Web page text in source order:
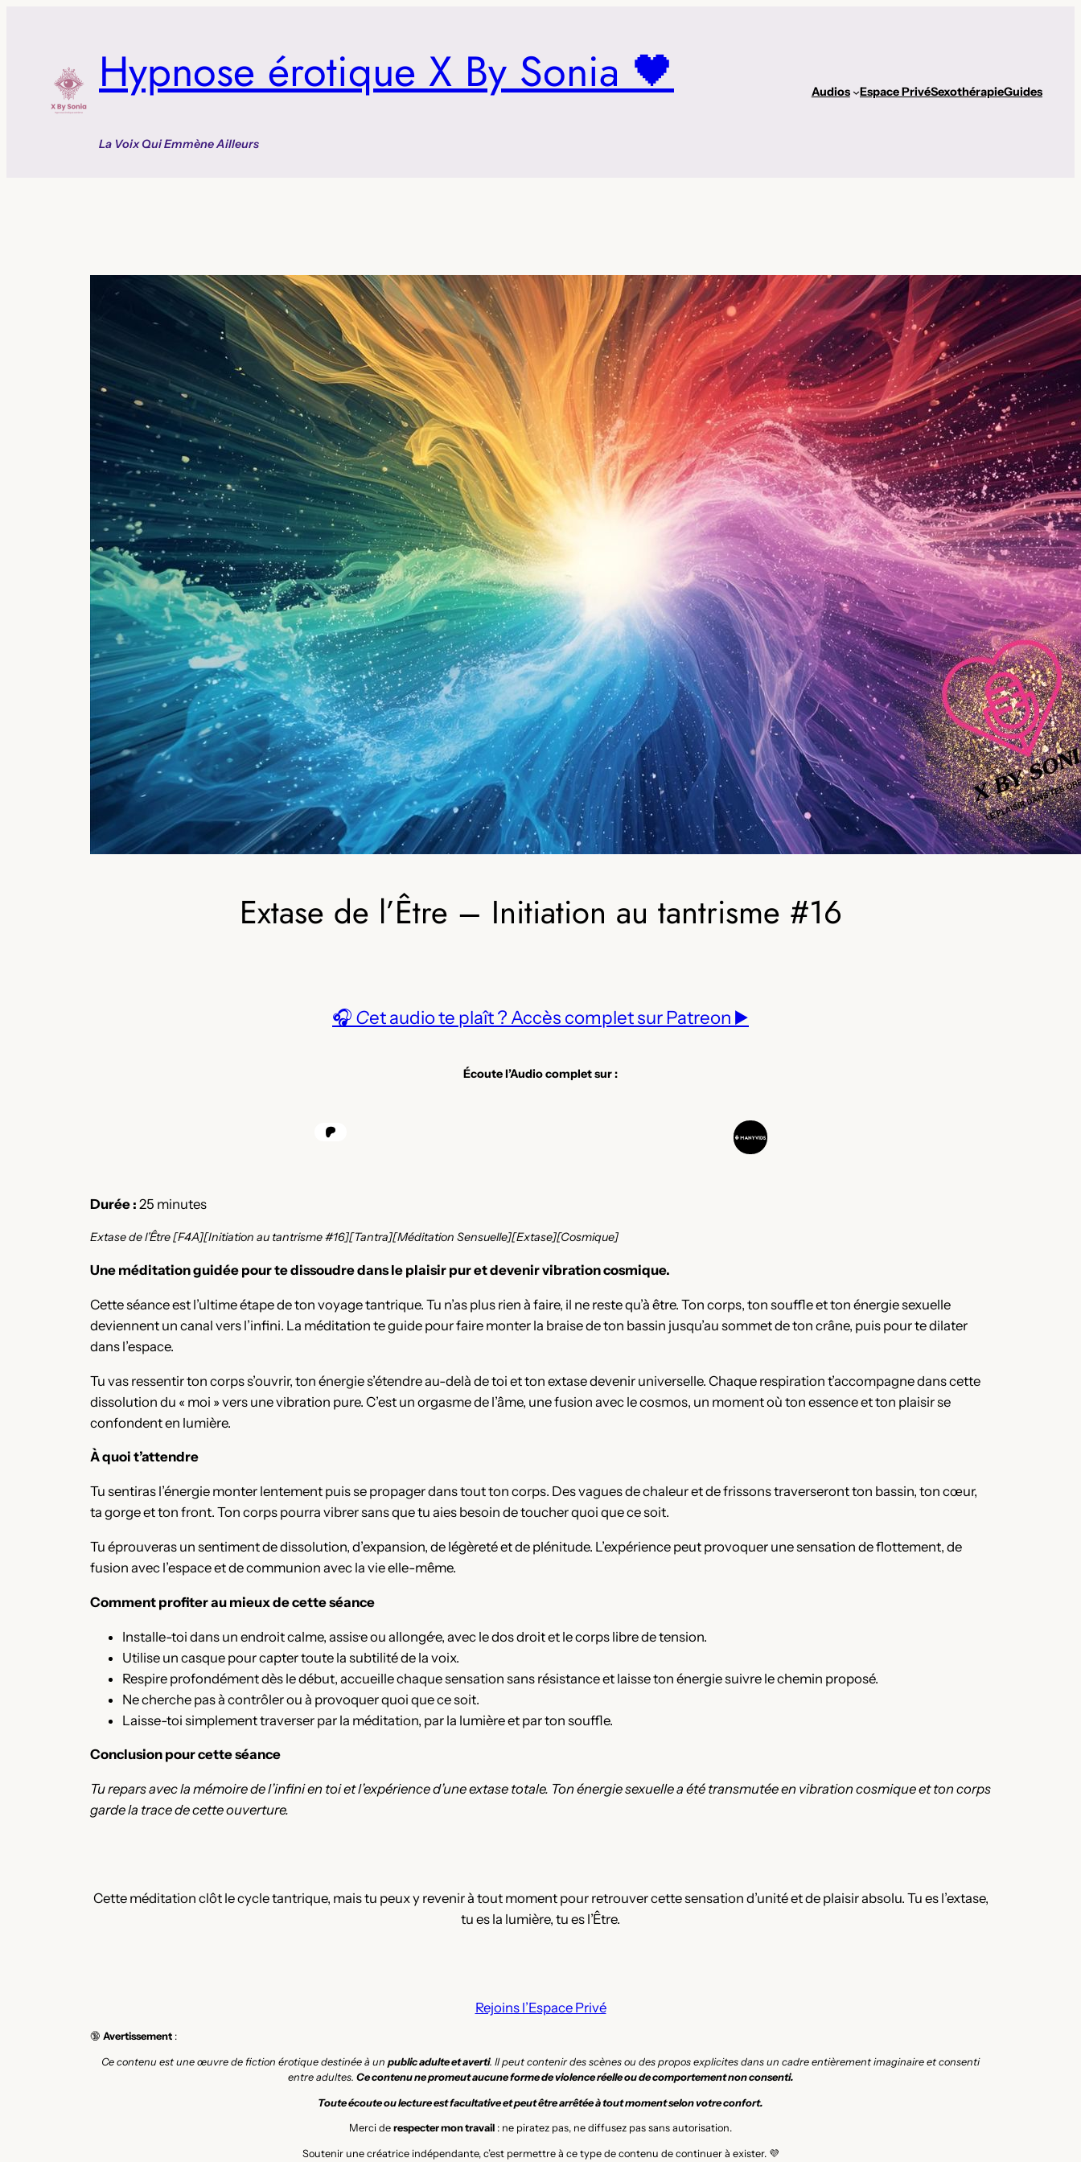
Hypnose érotique X By Sonia 🖤
La Voix Qui Emmène Ailleurs
Audios Espace PrivéSexothérapieGuides
Extase de l’Être – Initiation au tantrisme #16
🎧 Cet audio te plaît ? Accès complet sur Patreon ▶️
Écoute l’Audio complet sur :
Durée : 25 minutes
Extase de l’Être [F4A][Initiation au tantrisme #16][Tantra][Méditation Sensuelle][Extase][Cosmique]
Une méditation guidée pour te dissoudre dans le plaisir pur et devenir vibration cosmique.
Cette séance est l’ultime étape de ton voyage tantrique. Tu n’as plus rien à faire, il ne reste qu’à être. Ton corps, ton souffle et ton énergie sexuelle
deviennent un canal vers l’infini. La méditation te guide pour faire monter la braise de ton bassin jusqu’au sommet de ton crâne, puis pour te dilater
dans l’espace.
Tu vas ressentir ton corps s’ouvrir, ton énergie s’étendre au-delà de toi et ton extase devenir universelle. Chaque respiration t’accompagne dans cette
dissolution du « moi » vers une vibration pure. C’est un orgasme de l’âme, une fusion avec le cosmos, un moment où ton essence et ton plaisir se
confondent en lumière.
À quoi t’attendre
Tu sentiras l’énergie monter lentement puis se propager dans tout ton corps. Des vagues de chaleur et de frissons traverseront ton bassin, ton cœur,
ta gorge et ton front. Ton corps pourra vibrer sans que tu aies besoin de toucher quoi que ce soit.
Tu éprouveras un sentiment de dissolution, d’expansion, de légèreté et de plénitude. L’expérience peut provoquer une sensation de flottement, de
fusion avec l’espace et de communion avec la vie elle-même.
Comment profiter au mieux de cette séance
Installe-toi dans un endroit calme, assis·e ou allongé·e, avec le dos droit et le corps libre de tension.
Utilise un casque pour capter toute la subtilité de la voix.
Respire profondément dès le début, accueille chaque sensation sans résistance et laisse ton énergie suivre le chemin proposé.
Ne cherche pas à contrôler ou à provoquer quoi que ce soit.
Laisse-toi simplement traverser par la méditation, par la lumière et par ton souffle.
Conclusion pour cette séance
Tu repars avec la mémoire de l’infini en toi et l’expérience d’une extase totale. Ton énergie sexuelle a été transmutée en vibration cosmique et ton corps
garde la trace de cette ouverture.
Cette méditation clôt le cycle tantrique, mais tu peux y revenir à tout moment pour retrouver cette sensation d’unité et de plaisir absolu. Tu es l’extase,
tu es la lumière, tu es l’Être.
Rejoins l’Espace Privé
🔞 Avertissement :
Ce contenu est une œuvre de fiction érotique destinée à un public adulte et averti. Il peut contenir des scènes ou des propos explicites dans un cadre entièrement imaginaire et consenti
entre adultes. Ce contenu ne promeut aucune forme de violence réelle ou de comportement non consenti.
Toute écoute ou lecture est facultative et peut être arrêtée à tout moment selon votre confort.
Merci de respecter mon travail : ne piratez pas, ne diffusez pas sans autorisation.
Soutenir une créatrice indépendante, c’est permettre à ce type de contenu de continuer à exister. 💜